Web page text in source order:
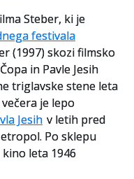
Steber, ki je
festivala
(1997) skozi filmsko
in Pavle Jesih
triglavske stene leta
je lepo
Jesih v letih pred
Po sklepu
leta 1946